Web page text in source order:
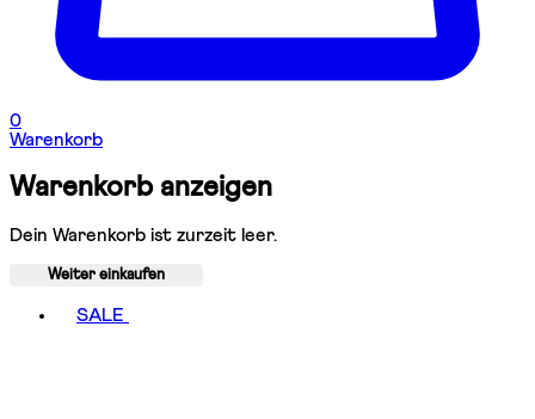
0
Warenkorb
Warenkorb anzeigen
Dein Warenkorb ist zurzeit leer.
Weiter einkaufen
SALE